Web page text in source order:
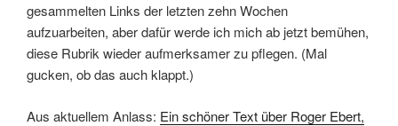
gesammelten Links der letzten zehn Wochen
aufzuarbeiten, aber dafür werde ich mich ab jetzt bemühen,
diese Rubrik wieder aufmerksamer zu pflegen. (Mal
gucken, ob das auch klappt.)
Aus aktuellem Anlass: Ein schöner Text über Roger Ebert,